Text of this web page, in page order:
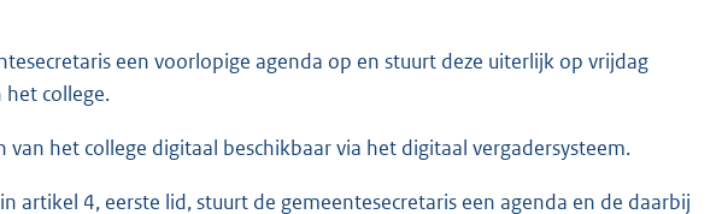
een voorlopige agenda op en stuurt deze uiterlijk op vrijdag
het college.
het college digitaal beschikbaar via het digitaal vergadersysteem.
artikel 4, eerste lid, stuurt de gemeentesecretaris een agenda en de daarbij